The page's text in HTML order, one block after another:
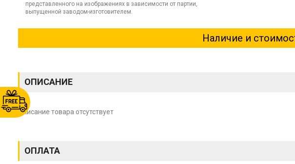
представленного на изображениях в зависимости от партии,
выпущенной заводом-изготовителем.
Наличие и
ОПИСАНИЕ
Описание товара отсутствует
ОПЛАТА